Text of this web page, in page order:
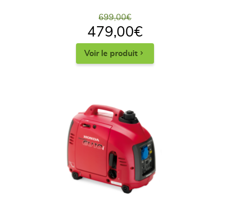
699,00€
479,00€
Voir le produit